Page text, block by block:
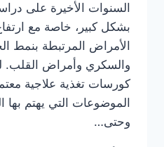
السنوات الأخيرة على
بشكل كبير، خاصة مع
الأمراض المرتبطة بنمط
والسكري وأمراض القلب.
كورسات تغذية علاجية
الموضوعات التي يهتم بها
وحتى…